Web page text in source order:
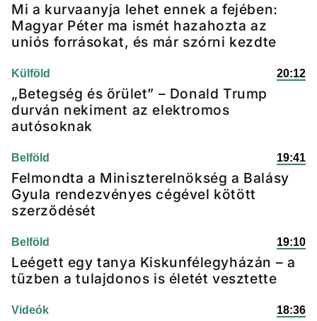
Mi a kurvaanyja lehet ennek a fejében:
Magyar Péter ma ismét hazahozta az
uniós forrásokat, és már szórni kezdte
Külföld 20:12
„Betegség és őrület” – Donald Trump
durván nekiment az elektromos
autósoknak
Belföld 19:41
Felmondta a Miniszterelnökség a Balásy
Gyula rendezvényes cégével kötött
szerződését
Belföld 19:10
Leégett egy tanya Kiskunfélegyházán – a
tűzben a tulajdonos is életét vesztette
Videók 18:36